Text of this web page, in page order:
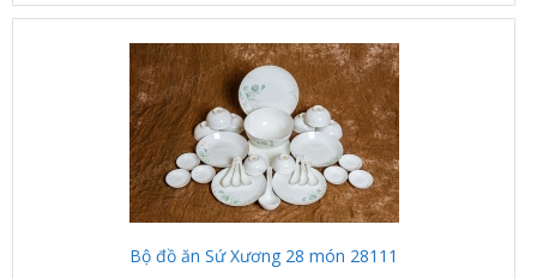
Bộ đồ ăn Sứ Xương 28 món 28111